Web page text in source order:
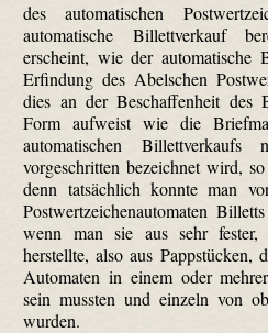
des automatischen
automatische Billett­verkauf
erscheint, wie der automatische
Erfindung des Abelschen
dies an der Beschaffenheit des
Form aufweist wie die
automatischen
vorgeschritten bezeichnet wird,
denn tatsächlich konnte man
Postwertzeichenautomaten
wenn man sie aus sehr fester,
herstellte, also aus Pappstücken,
Automaten in einem oder
sein mussten und einzeln von
wurden.